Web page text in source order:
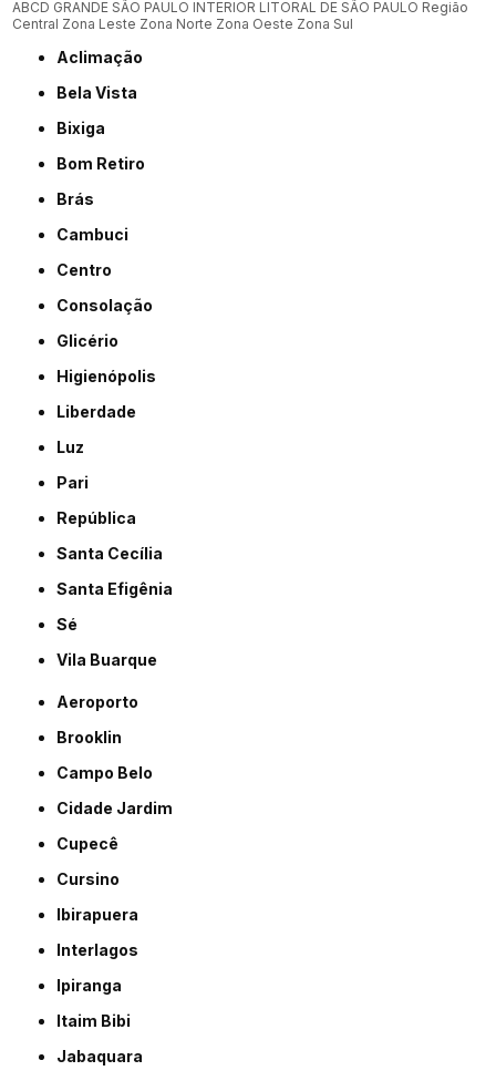
ABCD GRANDE SÃO PAULO INTERIOR LITORAL DE SÃO PAULO Região
Central Zona Leste Zona Norte Zona Oeste Zona Sul
Aclimação
Bela Vista
Bixiga
Bom Retiro
Brás
Cambuci
Centro
Consolação
Glicério
Higienópolis
Liberdade
Luz
Pari
República
Santa Cecília
Santa Efigênia
Sé
Vila Buarque
Aeroporto
Brooklin
Campo Belo
Cidade Jardim
Cupecê
Cursino
Ibirapuera
Interlagos
Ipiranga
Itaim Bibi
Jabaquara